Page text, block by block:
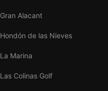
Gran Alacant
Hondón de las Nieves
La Marina
Las Colinas Golf